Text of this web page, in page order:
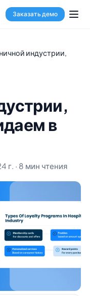
Заказать демо
индустрии,
в
г. · 8 мин чтения